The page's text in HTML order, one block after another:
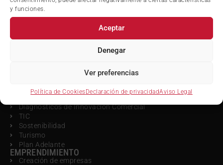
y funciones.
Aceptar
Denegar
Ver preferencias
Política de CookiesDeclaración de privacidadAviso Legal
SEDE ELECTRÓNICA
Oficina Acelera Pyme
Innovación
Diagnósticos de Innovación Comercial
TIC
Sostenibilidad
Turismo
Plan Adelante
EMPRENDIMIENTO
Creación de empresas